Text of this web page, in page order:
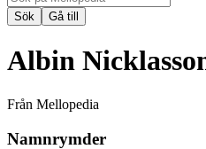
Albin
Från Mellopedia
Namnrymder